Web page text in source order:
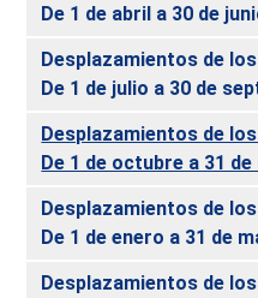
De 1 de abril a 30 de
Desplazamientos de
De 1 de julio a 30 de
Desplazamientos de
De 1 de octubre a 31
Desplazamientos de
De 1 de enero a 31 de
Desplazamientos de